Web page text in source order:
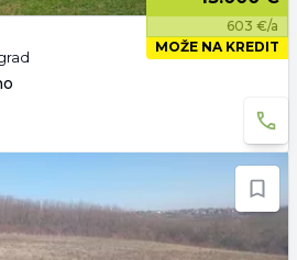
603 €/a
MOŽE NA KREDIT